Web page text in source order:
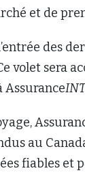
et de
des
volet sera
Assurance
au
fiables